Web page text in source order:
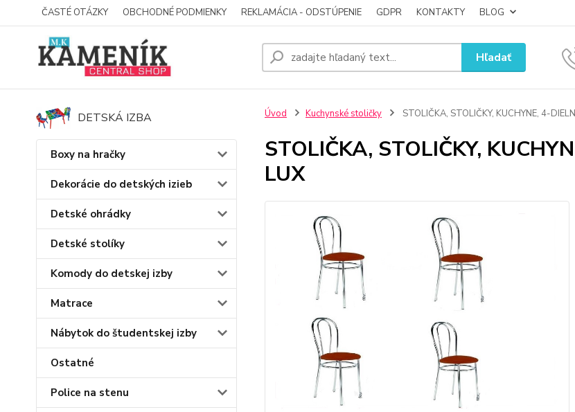
ČASTÉ OTÁZKY OBCHODNÉ PODMIENKY REKLAMÁCIA - ODSTÚPENIE GDPR KONTAKTY BLOG
Hľadať
DETSKÁ IZBA
Boxy na hračky
Dekorácie do detských izieb
Detské ohrádky
Detské stolíky
Komody do detskej izby
Matrace
Nábytok do študentskej izby
Ostatné
Police na stenu
Úvod Kuchynské stoličky STOLIČKA, STOLIČKY, KUCHYNE, 4-
STOLIČKA, STOLIČKY,
LUX